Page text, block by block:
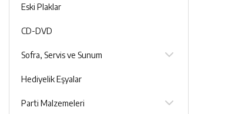
Eski Plaklar
CD-DVD
Sofra, Servis ve Sunum
Hediyelik Eşyalar
Parti Malzemeleri